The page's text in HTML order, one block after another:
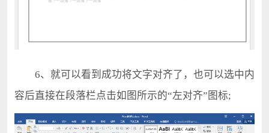
6、就可以看到成功将文字对齐了，也可以选中内
容后直接在段落栏点击如图所示的“左对齐”图标;